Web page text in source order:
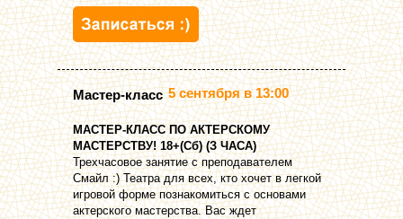
Мастер-класс 5 сентября в 13:00
МАСТЕР-КЛАСС ПО АКТЕРСКОМУ
МАСТЕРСТВУ! 18+(Сб) (З ЧАСА)
Трехчасовое занятие с преподавателем
Смайл :) Театра для всех, кто хочет в легкой
игровой форме познакомиться с основами
актерского мастерства. Вас ждет